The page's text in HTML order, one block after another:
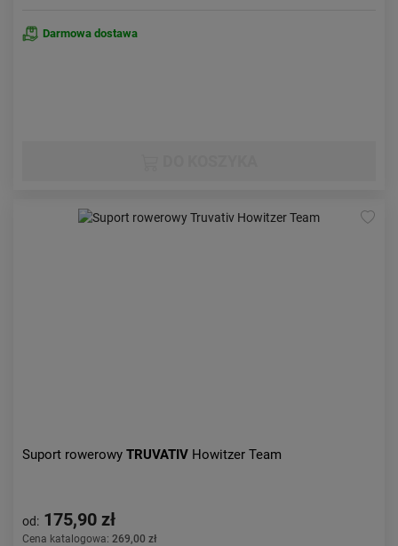
Darmowa dostawa
Suport rowerowy TRUVATIV Howitzer Team
od: 175,90 zł
Cena katalogowa: 269,00 zł